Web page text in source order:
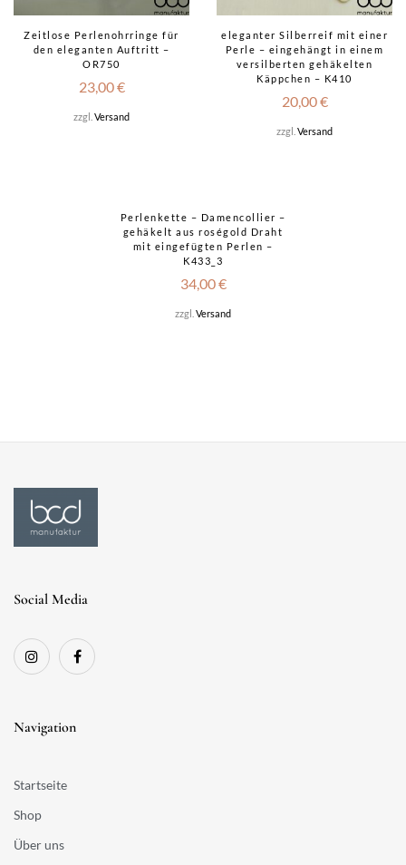
Zeitlose Perlenohrringe für
den eleganten Auftritt –
OR750
23,00€
zzgl. Versand
eleganter Silberreif mit einer
Perle – eingehängt in einem
versilberten gehäkelten
Käppchen – K410
20,00€
zzgl. Versand
Perlenkette – Damencollier –
gehäkelt aus roségold Draht
mit eingefügten Perlen –
K433_3
34,00€
zzgl. Versand
Social Media
Navigation
Startseite
Shop
Über uns